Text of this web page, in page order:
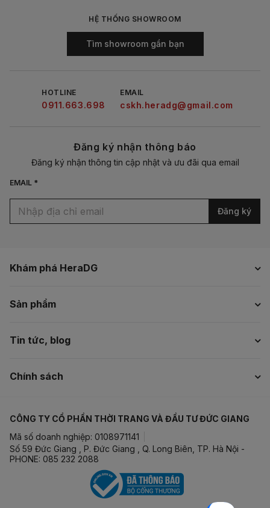
Khám phá HeraDG
Sản phẩm
Tin tức, blog
Chính sách
HỆ THỐNG SHOWROOM
Tìm showroom gần bạn
HOTLINE
0911.663.698
EMAIL
cskh.heradg@gmail.com
Đăng ký nhận thông báo
Đăng ký nhận thông tin cập nhật và ưu đãi qua email
EMAIL *
Đăng ký
CÔNG TY CỔ PHẦN THỜI TRANG VÀ ĐẦU TƯ ĐỨC GIANG
Mã số doanh nghiệp: 0108971141
Số 59 Đức Giang , P. Đức Giang , Q. Long Biên, TP. Hà Nội -
PHONE: 085 232 2088